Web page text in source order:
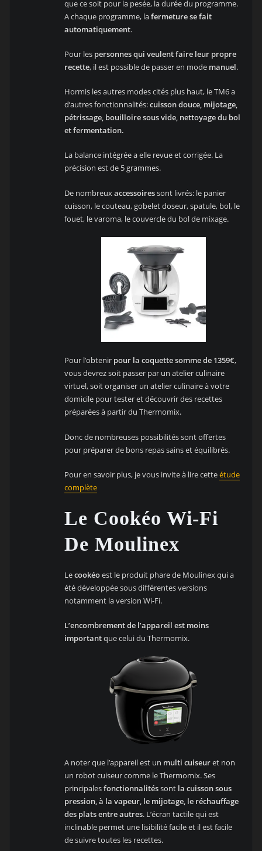
que ce soit pour la pesée, la durée du programme.
A chaque programme, lafermeture se fait
automatiquement.
Pour les personnes qui veulent faire leur propre
recette, il est possible de passer en mode manuel.
Hormis les autres modes cités plus haut, le TM6 a
d’autres fonctionnalités:cuisson douce, mijotage,
pétrissage, bouilloire sous vide, nettoyage du bol
et fermentation.
La balance intégrée a elle revue et corrigée. La
précision est de 5 grammes.
De nombreuxaccessoiressont livrés: le panier
cuisson, le couteau, gobelet doseur, spatule, bol, le
fouet, le varoma, le couvercle du bol de mixage.
Pour l’obtenir pour la coquette somme de 1359€,
vous devrez soit passer par un atelier culinaire
virtuel, soit organiser un atelier culinaire à votre
domicile pour tester et découvrir des recettes
préparées à partir du Thermomix.
Donc de nombreuses possibilités sont offertes
pour préparer de bons repas sains et équilibrés.
Pour en savoir plus, je vous invite à lire cetteétude
complète
Le Cookéo Wi-Fi
De Moulinex
Lecookéoest le produit phare de Moulinex qui a
été développée sous différentes versions
notamment la version Wi-Fi.
L’encombrement de l’appareil est moins
importantque celui du Thermomix.
A noter que l’appareil est un multi cuiseuret non
un robot cuiseur comme le Thermomix. Ses
principalesfonctionnalitéssont la cuisson sous
pression, à la vapeur, le mijotage, le réchauffage
des plats entre autres. L’écran tactile qui est
inclinable permet une lisibilité facile et il est facile
de suivre toutes les recettes.